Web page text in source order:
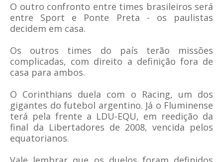
O outro confronto entre times brasileiros será
entre Sport e Ponte Preta - os paulistas
decidem em casa.
Os outros times do país terão missões
complicadas, com direito a definição fora de
casa para ambos.
O Corinthians duela com o Racing, um dos
gigantes do futebol argentino. Já o Fluminense
terá pela frente a LDU-EQU, em reedição da
final da Libertadores de 2008, vencida pelos
equatorianos.